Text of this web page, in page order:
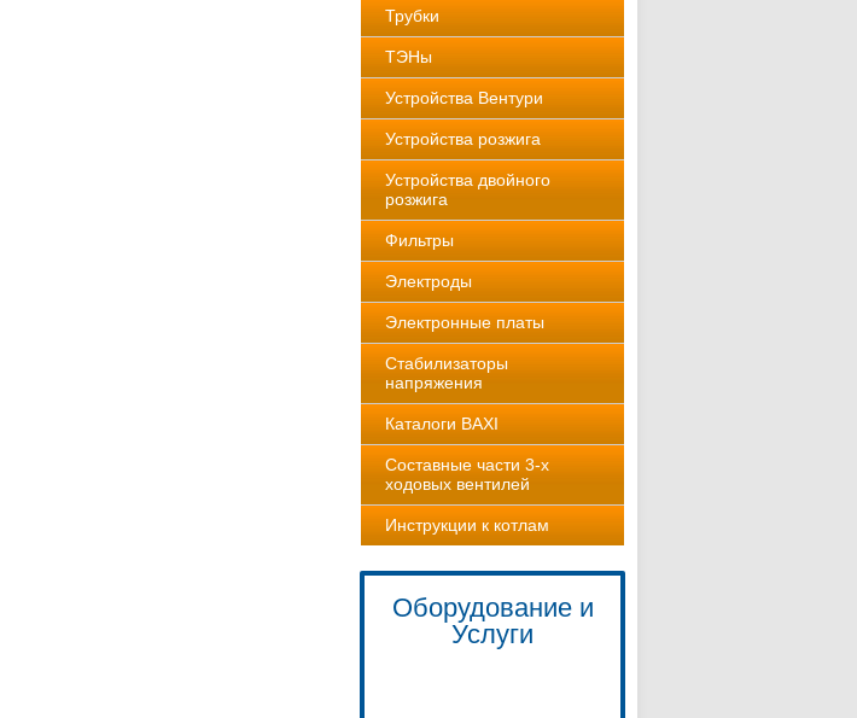
Трубки
ТЭНы
Устройства Вентури
Устройства розжига
Устройства двойного
розжига
Фильтры
Электроды
Электронные платы
Стабилизаторы
напряжения
Каталоги BAXI
Составные части 3-х
ходовых вентилей
Инструкции к котлам
Оборудование и
Услуги